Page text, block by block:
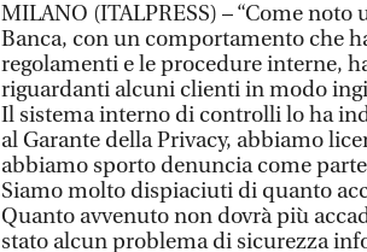
MILANO (ITALPRESS) – “Come
Banca, con un comportamento che
regolamenti e le procedure interne,
riguardanti alcuni clienti in modo
Il sistema interno di controlli lo ha
al Garante della Privacy, abbiamo
abbiamo sporto denuncia come
Siamo molto dispiaciuti di quanto
Quanto avvenuto non dovrà più
stato alcun problema di sicurezza